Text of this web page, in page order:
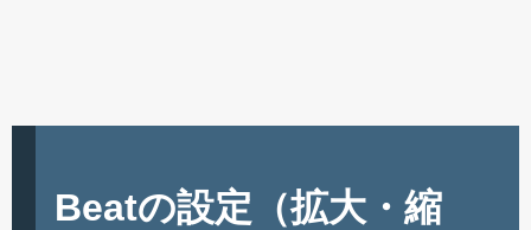
Beatの設定（拡大・縮